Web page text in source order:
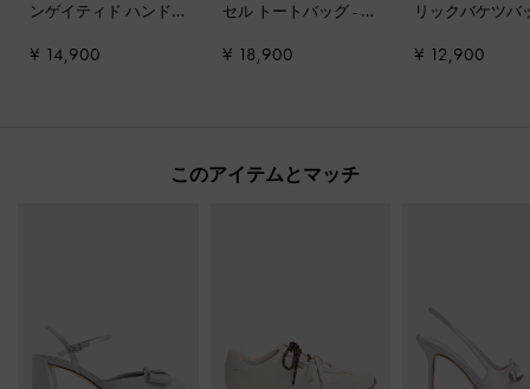
ンゲイティド ハンド
ストーングレー
¥ 14,900
セル トートバッグ- ス
¥ 18,900
リックバケツバ
¥ 12,900
このアイテムとマッチ